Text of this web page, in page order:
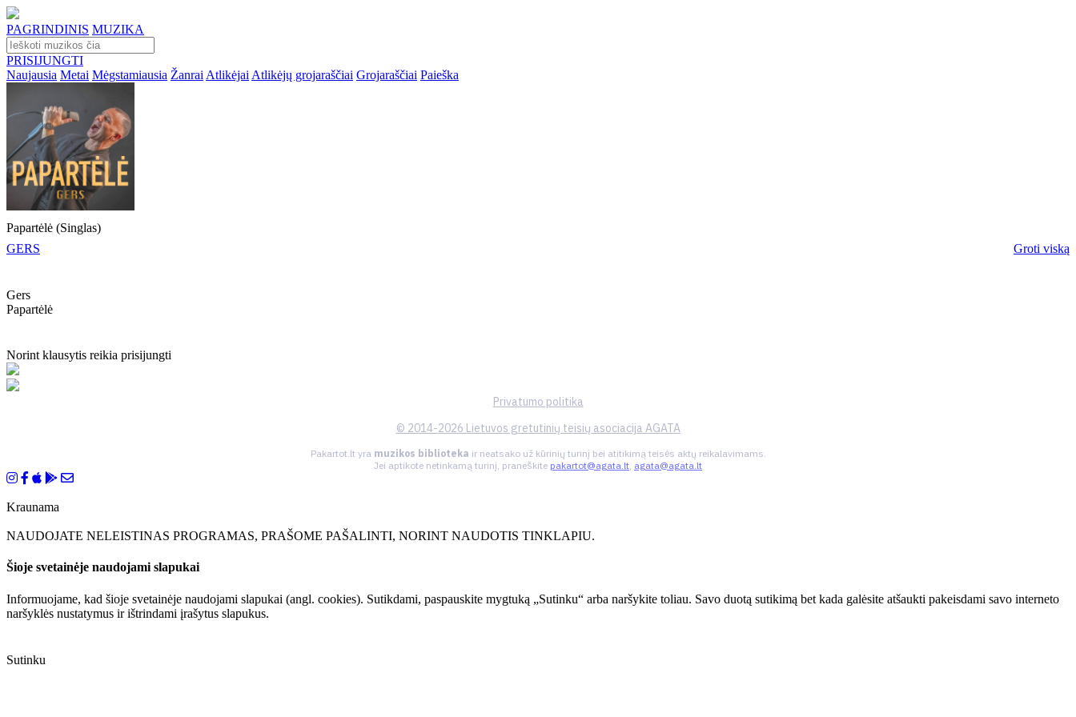
PAGRINDINIS MUZIKA
PRISIJUNGTI
Naujausia Metai Mėgstamiausia Žanrai Atlikėjai Atlikėjų grojaraščiai Grojaraščiai Paieška
Papartėlė (Singlas)
GERS
Groti viską
Gers
Papartėlė
Norint klausytis reikia prisijungti
Privatumo politika
© 2014-2026 Lietuvos gretutinių teisių asociacija AGATA
Pakartot.lt yra muzikos biblioteka ir neatsako už kūrinių turinį bei atitikimą teisės aktų reikalavimams.
Jei aptikote netinkamą turinį, praneškite pakartot@agata.lt, agata@agata.lt
Kraunama
NAUDOJATE NELEISTINAS PROGRAMAS, PRAŠOME PAŠALINTI, NORINT NAUDOTIS TINKLAPIU.
Šioje svetainėje naudojami slapukai
Informuojame, kad šioje svetainėje naudojami slapukai (angl. cookies). Sutikdami, paspauskite mygtuką „Sutinku“ arba naršykite toliau. Savo duotą sutikimą bet kada galėsite atšaukti pakeisdami savo interneto
naršyklės nustatymus ir ištrindami įrašytus slapukus.
Sutinku